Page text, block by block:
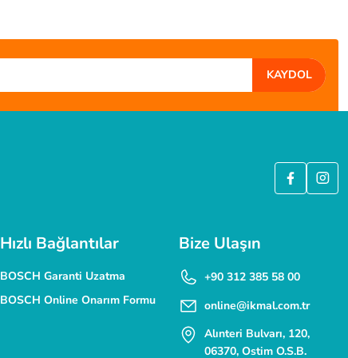
KAYDOL
Hızlı Bağlantılar
BOSCH Garanti Uzatma
BOSCH Online Onarım Formu
Bize Ulaşın
+90 312 385 58 00
online@ikmal.com.tr
Alınteri Bulvarı, 120,
06370, Ostim O.S.B.